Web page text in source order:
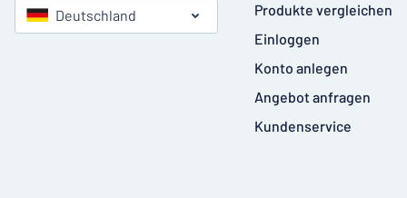
Deutschland
Produkte vergleichen
Einloggen
Konto anlegen
Angebot anfragen
Kundenservice